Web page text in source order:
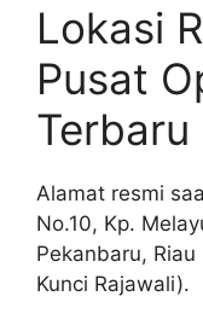
Lokasi
Pusat
Terbaru
Alamat resmi
No.10, Kp.
Pekanbaru,
Kunci Rajawali).